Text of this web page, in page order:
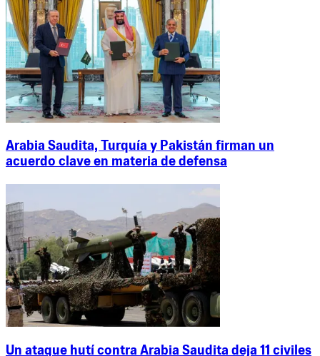
Arabia Saudita, Turquía y Pakistán firman un
acuerdo clave en materia de defensa
Un ataque hutí contra Arabia Saudita deja 11 civiles